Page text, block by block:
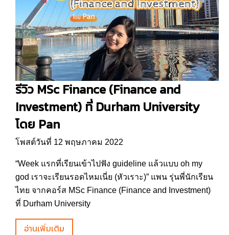
รีวิว MSc Finance (Finance and
Investment) ที่ Durham University
โดย Pan
โพสต์วันที่ 12 พฤษภาคม 2022
“Week แรกที่เรียนเข้าไปฟัง guideline แล้วแบบ oh my
god เราจะเรียนรอดไหมเนี่ย (หัวเราะ)” แพน รุ่นพี่นักเรียน
ไทย จากคอร์ส MSc Finance (Finance and Investment)
ที่ Durham University
อ่านเพิ่มเติม